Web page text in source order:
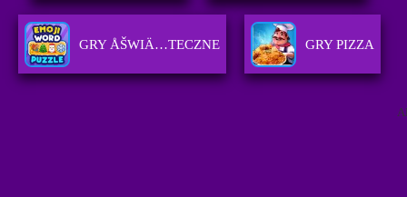
GRY ÅŠWIÄ…TECZNE GRY PIZZA